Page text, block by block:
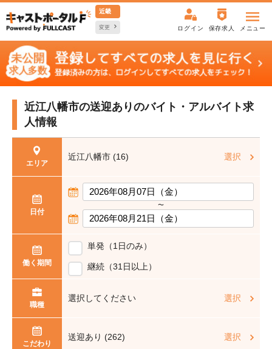
近畿
変更 ログイン 保存求人 メニュー
近江八幡市の送迎ありのバイト・アルバイト求
人情報
エリア
近江八幡市 (16) 選択
日付
〜
働く期間
単発（1日のみ）
継続（31日以上）
職種
選択してください 選択
こだわり
送迎あり (262) 選択